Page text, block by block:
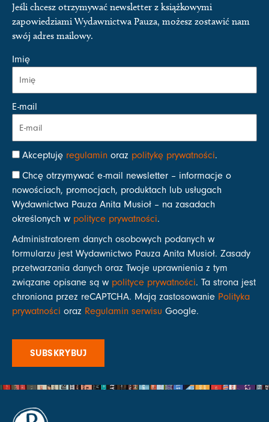
Jeśli chcesz otrzymywać newsletter z książkowymi
zapowiedziami Wydawnictwa Pauza, możesz zostawić nam
swój adres mailowy.
Imię
E-mail
Akceptuję regulamin oraz politykę prywatności.
Chcę otrzymywać e-mail newsletter – informacje o
nowościach, promocjach, produktach lub usługach
Wydawnictwa Pauza Anita Musioł – na zasadach
określonych w polityce prywatności.
Administratorem danych osobowych podanych w
formularzu jest Wydawnictwo Pauza Anita Musioł. Zasady
przetwarzania danych oraz Twoje uprawnienia z tym
związane opisane są w polityce prywatności. Ta strona jest
chroniona przez reCAPTCHA. Mają zastosowanie Polityka
prywatności oraz Regulamin serwisu Google.
SUBSKRYBUJ